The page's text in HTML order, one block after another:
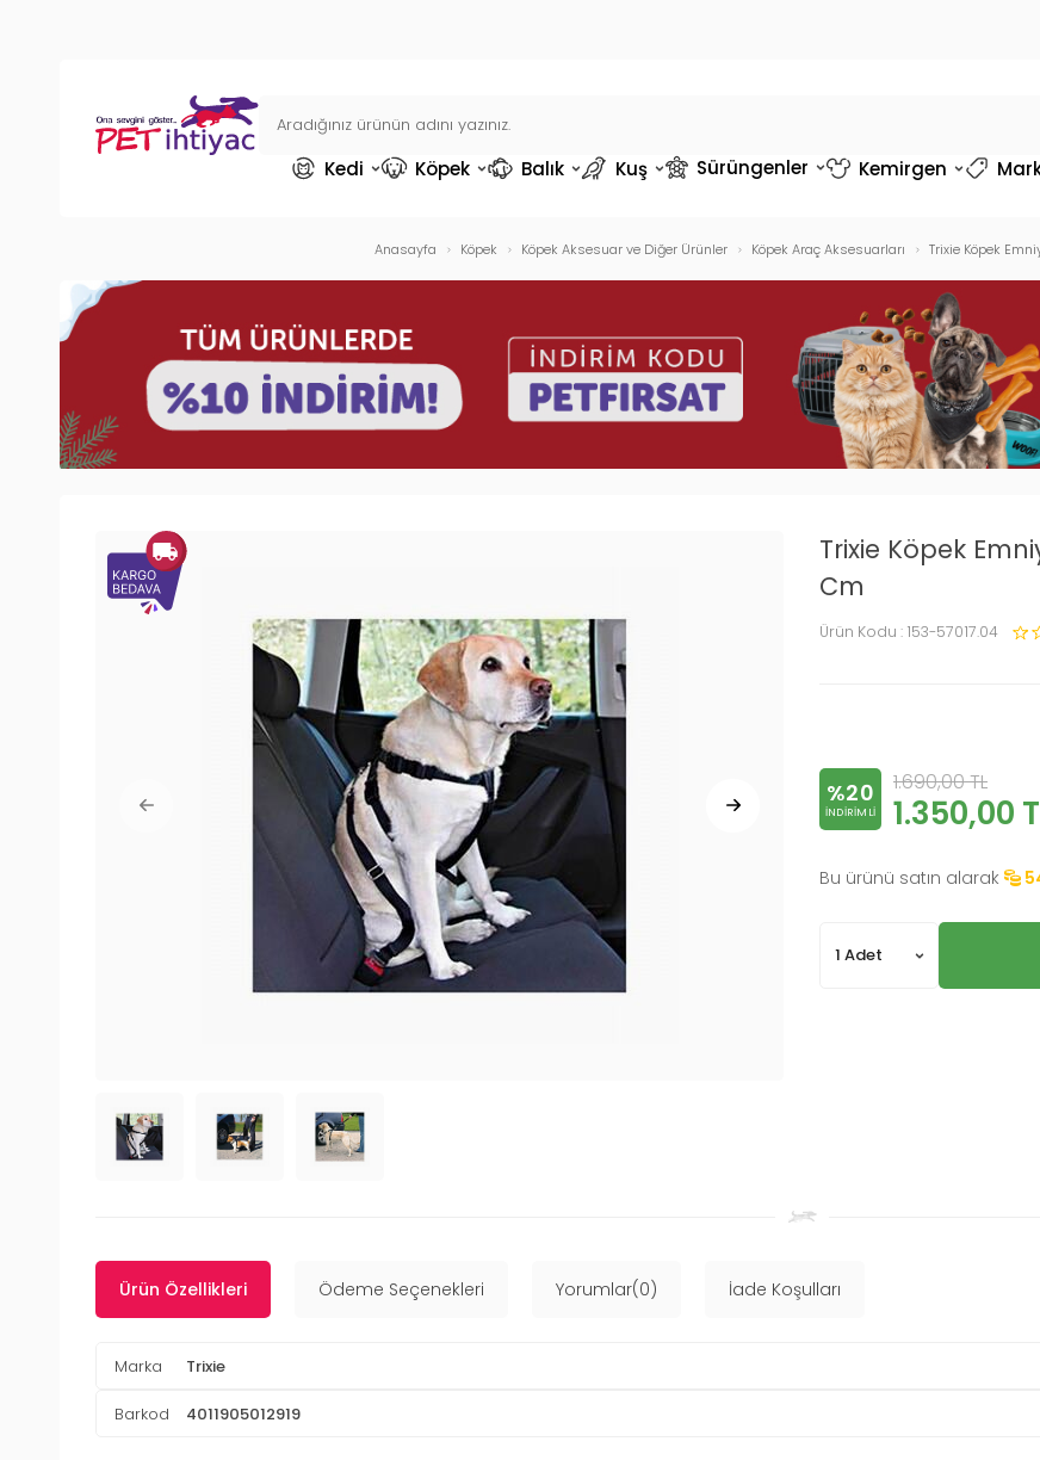
Kedi Köpek Balık Kuş Sürüngenler Kemirgen
Anasayfa Köpek Köpek Aksesuar ve Diğer Ürünler Köpek Araç Aksesuarları Trixie Köpek
Trixie Köpek
Cm
Ürün Kodu : 153-57017.04
%20
INDIRIMLI
1.690,00TL
1.350,00
Bu ürünü satın alarak
Ürün Özellikleri Ödeme Seçenekleri Yorumlar(0) İade Koşulları
Marka Trixie
Barkod 4011905012919